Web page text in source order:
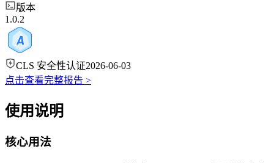
版本
1.0.2
CLS 安全性认证2026-06-03
点击查看完整报告 >
使用说明
核心用法